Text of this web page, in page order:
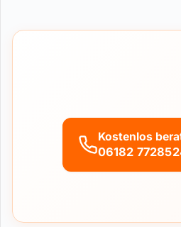
Kostenlos
06182